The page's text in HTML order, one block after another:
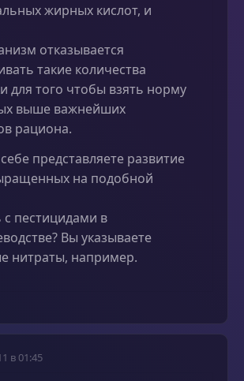
жирных кислот, и
отказывается
такие количества
для того чтобы взять норму
выше важнейших
рациона.
представляете развитие
на подобной
с пестицидами в
Вы указываете
нитраты, например.
в 01:45